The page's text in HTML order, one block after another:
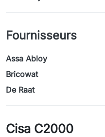
Fournisseurs
Assa Abloy
Bricowat
De Raat
Cisa C2000